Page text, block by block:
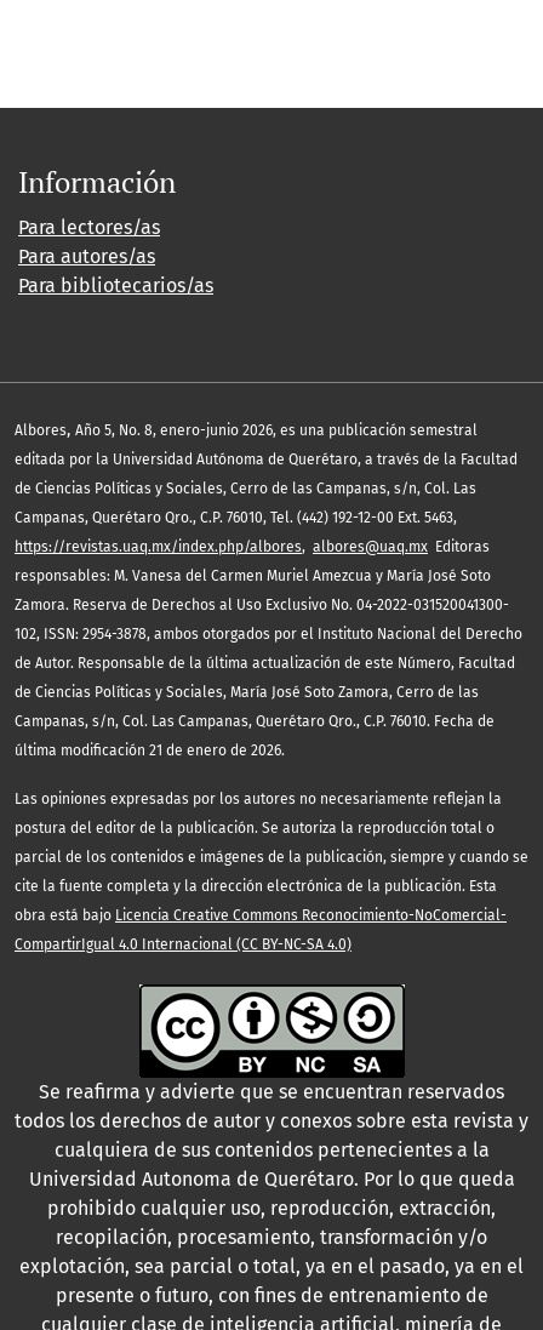
Información
Para lectores/as
Para autores/as
Para bibliotecarios/as
Albores, Año 5, No. 8, enero-junio 2026, es una publicación semestral
editada por la Universidad Autónoma de Querétaro, a través de la Facultad
de Ciencias Políticas y Sociales, Cerro de las Campanas, s/n, Col. Las
Campanas, Querétaro Qro., C.P. 76010, Tel. (442) 192-12-00 Ext. 5463,
https://revistas.uaq.mx/index.php/albores, albores@uaq.mx Editoras
responsables: M. Vanesa del Carmen Muriel Amezcua y María José Soto
Zamora. Reserva de Derechos al Uso Exclusivo No. 04-2022-031520041300-
102, ISSN: 2954-3878, ambos otorgados por el Instituto Nacional del Derecho
de Autor. Responsable de la última actualización de este Número, Facultad
de Ciencias Políticas y Sociales, María José Soto Zamora, Cerro de las
Campanas, s/n, Col. Las Campanas, Querétaro Qro., C.P. 76010. Fecha de
última modificación 21 de enero de 2026.
Las opiniones expresadas por los autores no necesariamente reflejan la
postura del editor de la publicación. Se autoriza la reproducción total o
parcial de los contenidos e imágenes de la publicación, siempre y cuando se
cite la fuente completa y la dirección electrónica de la publicación. Esta
obra está bajo Licencia Creative Commons Reconocimiento-NoComercial-
CompartirIgual 4.0 Internacional (CC BY-NC-SA 4.0)
Se reafirma y advierte que se encuentran reservados
todos los derechos de autor y conexos sobre esta revista y
cualquiera de sus contenidos pertenecientes a la
Universidad Autonoma de Querétaro. Por lo que queda
prohibido cualquier uso, reproducción, extracción,
recopilación, procesamiento, transformación y/o
explotación, sea parcial o total, ya en el pasado, ya en el
presente o futuro, con fines de entrenamiento de
cualquier clase de inteligencia artificial, minería de